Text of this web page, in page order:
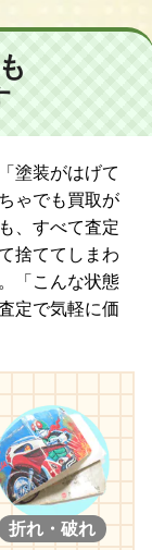
塗装がはげて
ゃでも買取が
、すべて査定
捨ててしまわ
「こんな状態
定で気軽に価
折れ・破れ